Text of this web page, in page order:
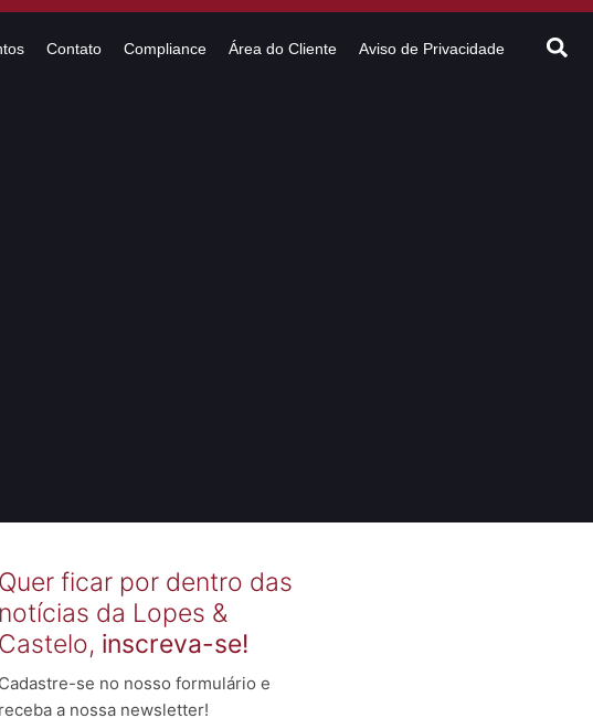
Contato Compliance Área do Cliente Aviso de Privacidade
Quer ficar por dentro das
notícias da Lopes &
Castelo, inscreva-se!
Cadastre-se no nosso formulário e
receba a nossa newsletter!